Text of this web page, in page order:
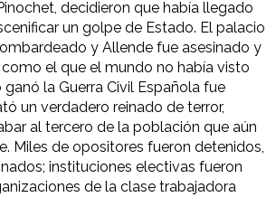
decidieron que había llegado
un golpe de Estado. El palacio
y Allende fue asesinado y
el que el mundo no había visto
la Guerra Civil Española fue
un verdadero reinado de terror,
al tercero de la población que aún
Miles de opositores fueron detenidos,
instituciones electivas fueron
de la clase trabajadora